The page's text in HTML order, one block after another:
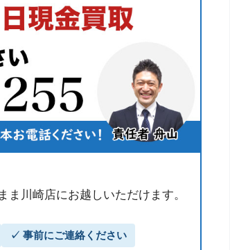
川崎店にお越しいただけます。
✓ 事前にご連絡ください